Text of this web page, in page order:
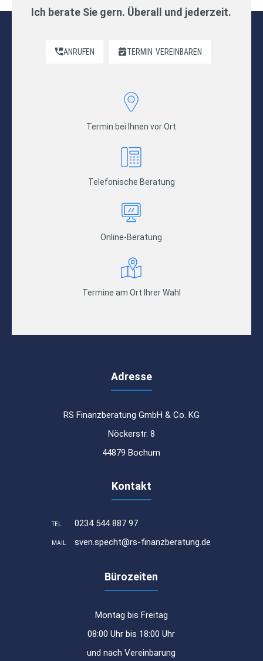
Ich berate Sie gern. Überall und jederzeit.
ANRUFEN TERMIN VEREINBAREN
Termin bei Ihnen vor Ort
Telefonische Beratung
Online-Beratung
Termine am Ort Ihrer Wahl
Adresse
RS Finanzberatung GmbH & Co. KG
Nöckerstr. 8
44879 Bochum
Kontakt
TEL 0234 544 887 97
MAIL sven.specht@rs-finanzberatung.de
Bürozeiten
Montag bis Freitag
08:00 Uhr bis 18:00 Uhr
und nach Vereinbarung